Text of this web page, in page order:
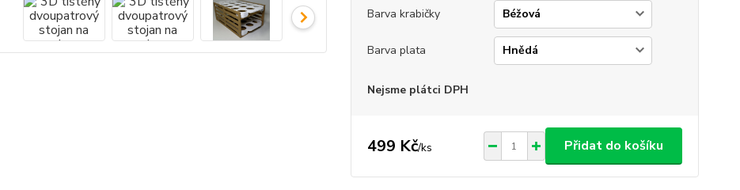
Barva krabičky
Barva plata
Nejsme plátci DPH
499 Kč/ks Přidat do košíku